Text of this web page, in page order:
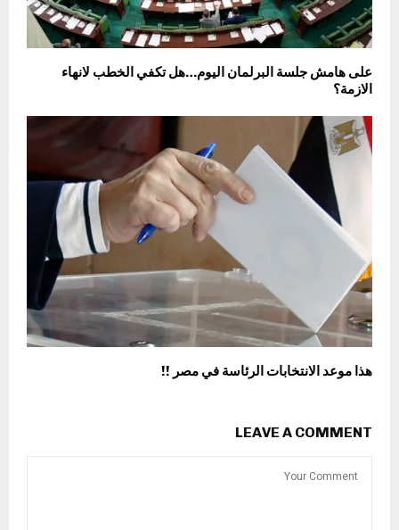
على هامش جلسة البرلمان اليوم…هل تكفي الخطب لانهاء
الازمة؟
هذا موعد الانتخابات الرئاسة في مصر !!
LEAVE A COMMENT